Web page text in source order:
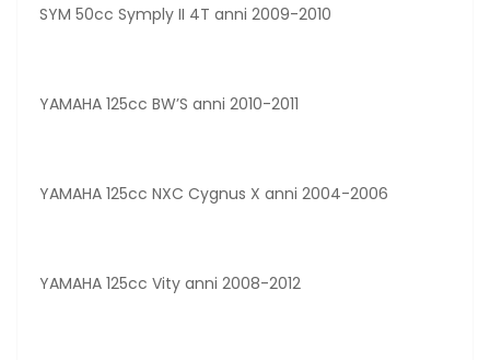
SYM 50cc Symply II 4T anni 2009-2010
YAMAHA 125cc BW’S anni 2010-2011
YAMAHA 125cc NXC Cygnus X anni 2004-2006
YAMAHA 125cc Vity anni 2008-2012